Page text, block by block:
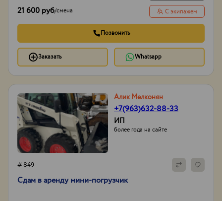
21 600 руб/смена С экипажем
Позвонить
Заказать Whatsapp
Алик Мелконян
+7(963)632-88-33
ИП
более года на сайте
# 849
Сдам в аренду мини-погрузчик